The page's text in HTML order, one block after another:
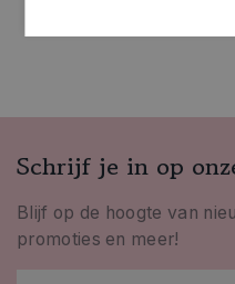
Schrijf je in op
Blijf op de hoogte van
promoties en meer!